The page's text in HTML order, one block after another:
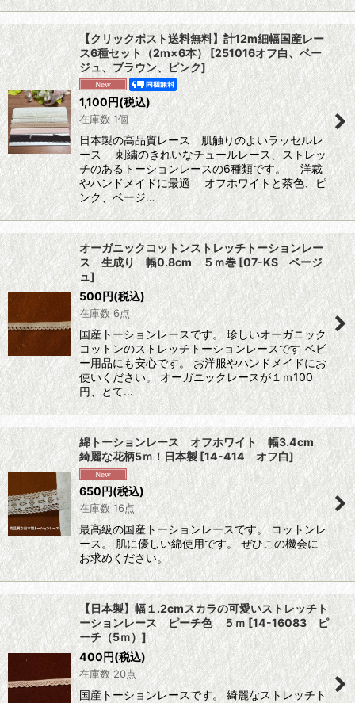
【クリックポスト送料無料】計12m細幅国産レー
ス6種セット（2m×6本） [251016オフ白、ベー
ジュ、ブラウン、ピンク]
1,100円(税込)
在庫数 1個
日本製の高品質レース 肌触りのよいラッセルレ
ース 刺繍のきれいなチュールレース、ストレッ
チのあるトーションレースの6種類です。 洋裁
やハンドメイドに最適 オフホワイトと茶色、ピ
ンク、ベージ…
オーガニックコットンストレッチトーションレー
ス 生成り 幅0.8cm ５ｍ巻 [07-KS ベージ
ュ]
500円(税込)
在庫数 6点
国産トーションレースです。 珍しいオーガニック
コットンのストレッチトーションレースです ベビ
ー用品にも安心です。 お洋服やハンドメイドにお
使いください。 オーガニックレースが１ｍ100
円、とて…
綿トーションレース オフホワイト 幅3.4cm
綺麗な花柄5ｍ！日本製 [14-414 オフ白]
650円(税込)
在庫数 16点
最高級の国産トーションレースです。 コットンレ
ース。 肌に優しい綿使用です。 ぜひこの機会に
お求めください。
【日本製】幅１.2cmスカラの可愛いストレッチト
ーションレース ピーチ色 ５ｍ [14-16083 ピ
ーチ（5ｍ）]
400円(税込)
在庫数 20点
国産トーションレースです。 綺麗なストレッチト